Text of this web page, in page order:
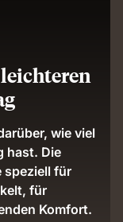
wie viel
hast. Die
speziell für
für
Komfort.